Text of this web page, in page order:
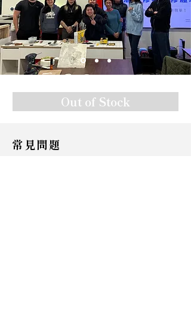
Out of Stock
常見問題